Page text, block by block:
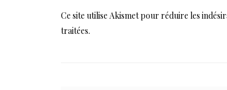
Ce site utilise Akismet pour réduire les
traitées.